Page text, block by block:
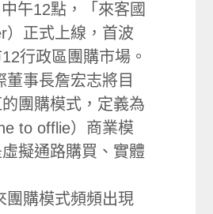
午12點，「來客國
）正式上線，首波
行政區團購市場。
事長詹宏志將目
團購模式，定義為
to offlie）商業模
擬通路購買、實體
購模式頻頻出現